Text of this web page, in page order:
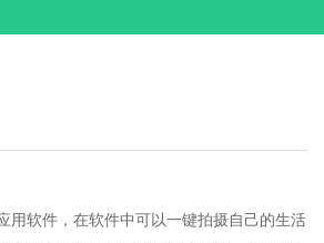
软件，在软件中可以一键拍摄自己的生活